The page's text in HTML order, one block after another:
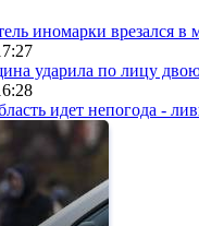
иномарки врезался
ударила по лицу
идет непогода -